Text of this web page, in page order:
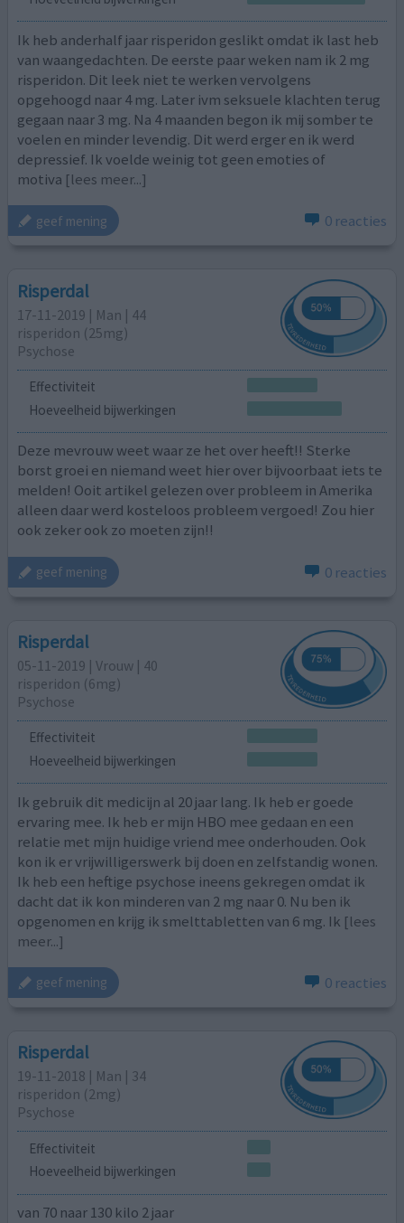
Ik heb anderhalf jaar risperidon geslikt omdat ik last heb
van waangedachten. De eerste paar weken nam ik 2 mg
risperidon. Dit leek niet te werken vervolgens
opgehoogd naar 4 mg. Later ivm seksuele klachten terug
gegaan naar 3 mg. Na 4 maanden begon ik mij somber te
voelen en minder levendig. Dit werd erger en ik werd
depressief. Ik voelde weinig tot geen emoties of
motiva [lees meer...]
geef mening 0 reacties
Risperdal
17-11-2019 | Man | 44
risperidon (25mg)
Psychose
Effectiviteit
Hoeveelheid bijwerkingen
Deze mevrouw weet waar ze het over heeft!! Sterke
borst groei en niemand weet hier over bijvoorbaat iets te
melden! Ooit artikel gelezen over probleem in Amerika
alleen daar werd kosteloos probleem vergoed! Zou hier
ook zeker ook zo moeten zijn!!
geef mening 0 reacties
Risperdal
05-11-2019 | Vrouw | 40
risperidon (6mg)
Psychose
Effectiviteit
Hoeveelheid bijwerkingen
Ik gebruik dit medicijn al 20 jaar lang. Ik heb er goede
ervaring mee. Ik heb er mijn HBO mee gedaan en een
relatie met mijn huidige vriend mee onderhouden. Ook
kon ik er vrijwilligerswerk bij doen en zelfstandig wonen.
Ik heb een heftige psychose ineens gekregen omdat ik
dacht dat ik kon minderen van 2 mg naar 0. Nu ben ik
opgenomen en krijg ik smelttabletten van 6 mg. Ik [lees
meer...]
geef mening 0 reacties
Risperdal
19-11-2018 | Man | 34
risperidon (2mg)
Psychose
Effectiviteit
Hoeveelheid bijwerkingen
van 70 naar 130 kilo 2 jaar